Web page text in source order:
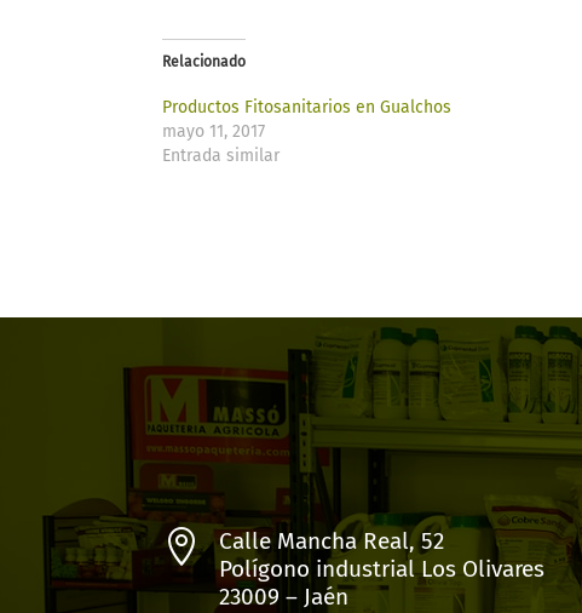
Relacionado
Productos Fitosanitarios en Gualchos
mayo 11, 2017
Entrada similar

Calle Mancha Real, 52
Polígono industrial Los Olivares
23009 – Jaén